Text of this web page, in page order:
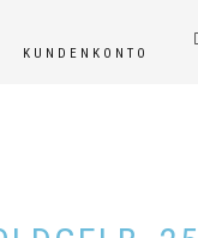
KUNDENKONTO